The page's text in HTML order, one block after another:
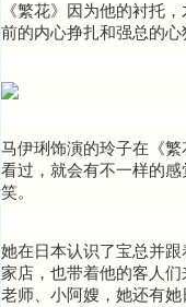
《繁花》因为他的衬托
前的内心挣扎和强总的心
马伊琍饰演的玲子在《
看过，就会有不一样的
笑。
她在日本认识了宝总并跟
家店，也带着他的客人
老师、小阿嫂，她还有她